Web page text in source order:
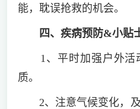
能，耽误抢救的机会。
四、疾病预防&小贴
1、平时加强户外活
质。
2、注意气候变化，及